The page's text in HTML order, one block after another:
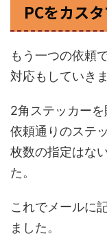
PCをカス
もう一つの依頼
対応もしていきま
2角ステッカーを
依頼通りのステ
枚数の指定はな
た。
これでメールに
ました。